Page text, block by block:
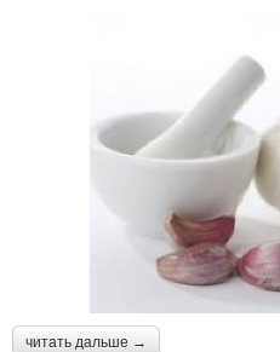
читать дальше →